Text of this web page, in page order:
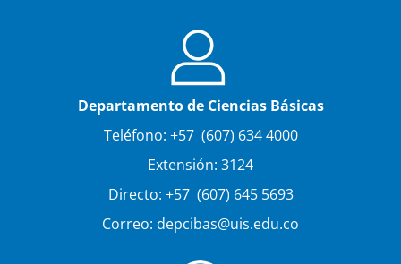
Departamento de Ciencias Básicas
Teléfono: +57 (607) 634 4000
Extensión: 3124
Directo: +57 (607) 645 5693
Correo: depcibas@uis.edu.co